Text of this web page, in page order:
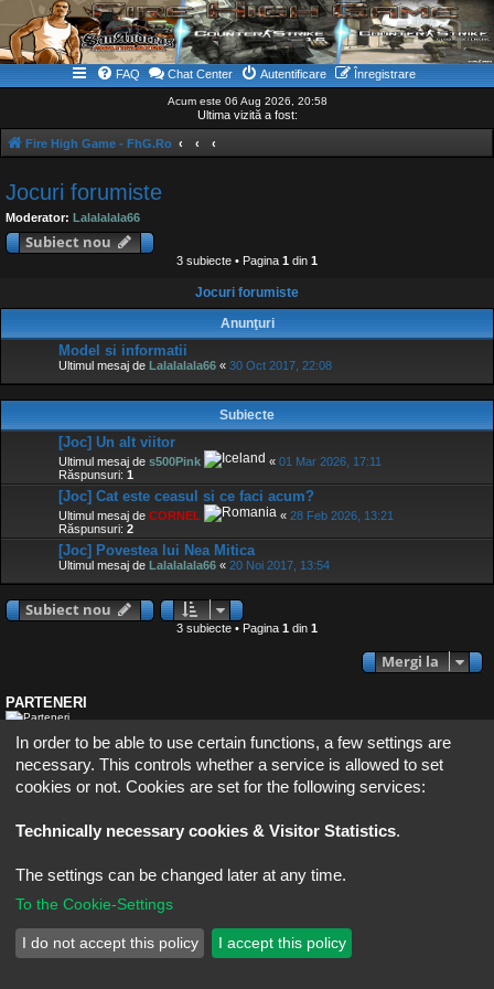
FAQ Chat Center Autentificare Înregistrare
Acum este 06 Aug 2026, 20:58
Ultima vizită a fost:
Fire High Game - FhG.Ro
Jocuri forumiste
Moderator: Lalalalala66
Subiect nou
3 subiecte • Pagina 1 din 1
Jocuri forumiste
Anunţuri
Model si informatii
Ultimul mesaj de Lalalalala66 « 30 Oct 2017, 22:08
Subiecte
[Joc] Un alt viitor
Ultimul mesaj de s500Pink « 01 Mar 2026, 17:11
Răspunsuri: 1
[Joc] Cat este ceasul si ce faci acum?
Ultimul mesaj de CORNEL « 28 Feb 2026, 13:21
Răspunsuri: 2
[Joc] Povestea lui Nea Mitica
Ultimul mesaj de Lalalalala66 « 20 Noi 2017, 13:54
Subiect nou
3 subiecte • Pagina 1 din 1
Mergi la
PARTENERI
*Cod mini banner FhG.ro *
Fire High Game - FhG.Ro Policies
Contactează-ne
AcidTech byST SoftwareUpdated for phpBB3.2 byIan Bradley
Translation/Traducere:MX-Publisher CMS
In order to be able to use certain functions, a few settings are
necessary. This controls whether a service is allowed to set
cookies or not. Cookies are set for the following services:
Technically necessary cookies & Visitor Statistics.
The settings can be changed later at any time.
To the Cookie-Settings
I do not accept this policy I accept this policy